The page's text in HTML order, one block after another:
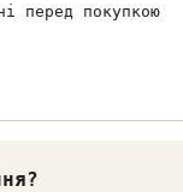
перед покупкою